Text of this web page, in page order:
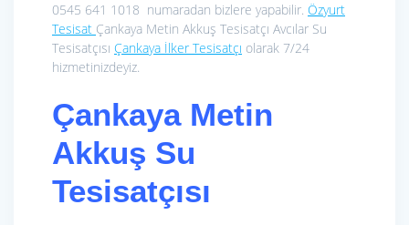
0545 641 1018 numaradan bizlere yapabilir. Özyurt
Tesisat Çankaya Metin Akkuş Tesisatçı Avcılar Su
Tesisatçısı Çankaya İlker Tesisatçı olarak 7/24
hizmetinizdeyiz.
Çankaya Metin
Akkuş Su
Tesisatçısı